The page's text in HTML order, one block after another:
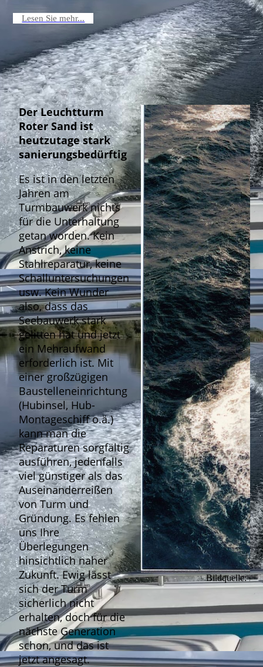
Lesen Sie mehr...
Der Leuchtturm
Roter Sand ist
heutzutage stark
sanierungsbedürftig
Es ist in den letzten
Jahren am
Turmbauwerk nichts
für die Unterhaltung
getan worden. Kein
Anstrich, keine
Stahlreparatur, keine
Schalluntersuchungen
usw. Kein Wunder
also, dass das
Seebauwerk stark
gelitten hat und jetzt
ein Mehraufwand
erforderlich ist. Mit
einer großzügigen
Baustelleneinrichtung
(Hubinsel, Hub-
Montageschiff o.ä.)
kann man die
Reparaturen sorgfältig
ausführen, jedenfalls
viel günstiger als das
Auseinanderreißen
von Turm und
Gründung. Es fehlen
uns Ihre
Überlegungen
hinsichtlich naher
Zukunft. Ewig lässt
sich der Turm
sicherlich nicht
erhalten, doch für die
nächste Generation
schon, und das ist
jetzt angesagt.
Bildquelle: